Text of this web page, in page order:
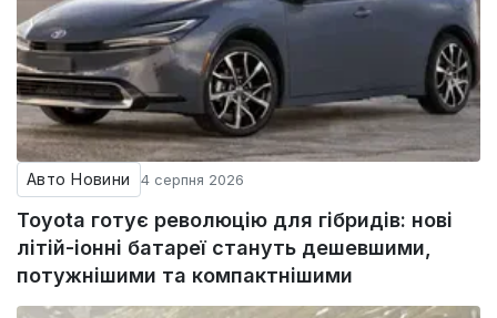
Авто Новини 4 серпня 2026
Toyota готує революцію для гібридів: нові
літій-іонні батареї стануть дешевшими,
потужнішими та компактнішими